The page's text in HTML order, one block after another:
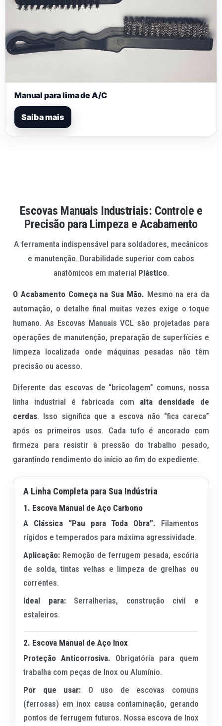
Manual para lima de A/C
Saiba mais
Escovas Manuais Industriais: Controle e
Precisão para Limpeza e Acabamento
A ferramenta indispensável para soldadores, mecânicos
e manutenção. Durabilidade superior com cabos
anatômicos em material Plástico.
O Acabamento Começa na Sua Mão. Mesmo na era da
automação, o detalhe final muitas vezes exige o toque
humano. As Escovas Manuais VCL são projetadas para
operações de manutenção, preparação de superfícies e
limpeza localizada onde máquinas pesadas não têm
precisão ou acesso.
Diferente das escovas de “bricolagem” comuns, nossa
linha industrial é fabricada com alta densidade de
cerdas. Isso significa que a escova não “fica careca”
após os primeiros usos. Cada tufo é ancorado com
firmeza para resistir à pressão do trabalho pesado,
garantindo rendimento do início ao fim do expediente.
A Linha Completa para Sua Indústria
1. Escova Manual de Aço Carbono
A Clássica “Pau para Toda Obra”. Filamentos
rígidos e temperados para máxima agressividade.
Aplicação: Remoção de ferrugem pesada, escória
de solda, tintas velhas e limpeza de grelhas ou
correntes.
Ideal para:Serralherias, construção civil e
estaleiros.
2. Escova Manual de Aço Inox
Proteção Anticorrosiva. Obrigatória para quem
trabalha com peças de Inox ou Alumínio.
Por que usar: O uso de escovas comuns
(ferrosas) em inox causa contaminação, gerando
pontos de ferrugem futuros. Nossa escova de Inox